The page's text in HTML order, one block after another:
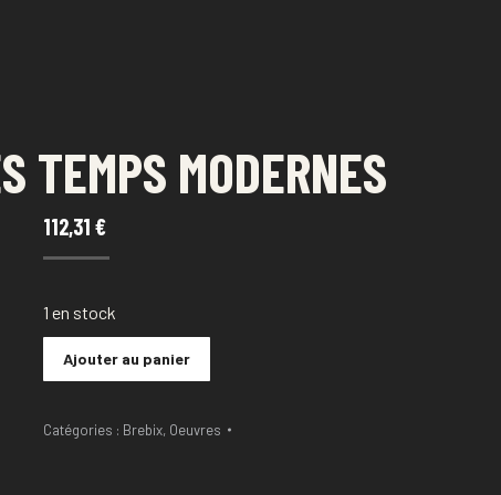
TEMPS MODERNES
112,31 €
1 en stock
Ajouter au panier
Catégories : Brebix, Oeuvres